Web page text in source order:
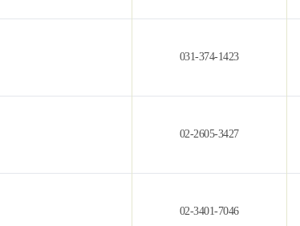
031-374-1423
02-2605-3427
02-3401-7046